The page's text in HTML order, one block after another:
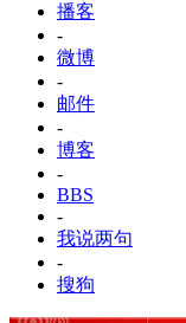
播客
-
微博
-
邮件
-
博客
-
BBS
-
我说两句
-
搜狗